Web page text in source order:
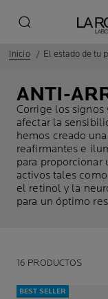
Inicio El estado de tu
ANTI-
Corrige los
afectar la
hemos creado
reafirmantes e
para proporcionar
activos tales
el retinol y la
para un óptimo
16 PRODUCTOS
BEST SELLER